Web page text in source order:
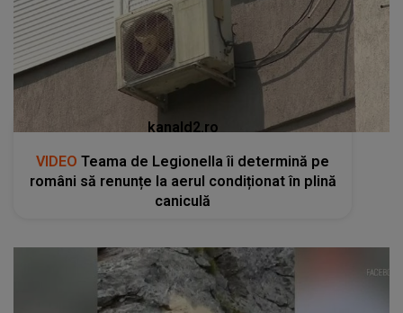
kanald2.ro
VIDEO Teama de Legionella îi determină pe
români să renunțe la aerul condiționat în plină
caniculă